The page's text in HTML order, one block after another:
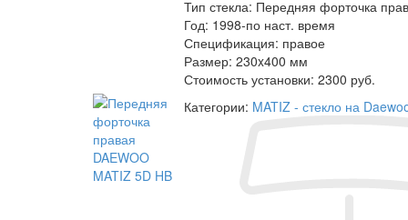
Тип стекла: Передняя форточка
Год: 1998-по наст. время
Спецификация: правое
Размер: 230x400 мм
Стоимость установки: 2300 руб.
Категории: MATIZ - стекло на